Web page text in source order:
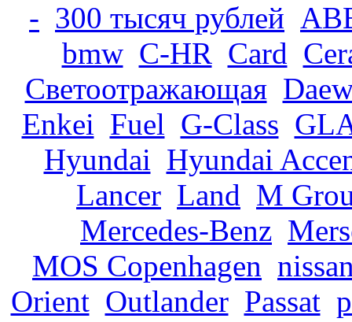
- 300 тысяч рублей
bmw C-HR Card
Cветоотражающая
Enkei Fuel G-Class
Hyundai Hyundai
Lancer Land M
Mercedes-Benz
MOS Copenhagen
Orient Outlander Passat